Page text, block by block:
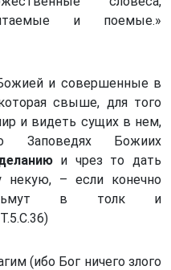
и поемые.»
и совершенные в
свыше, для того
и видеть сущих в нем,
Заповедях Божиих
и чрез то дать
некую, – если конечно
в толк и
(ибо Бог ничего злого